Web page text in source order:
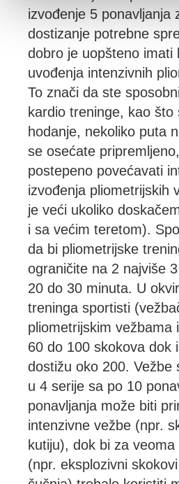
izvođenje 5 ponavljanja
dostizanje potrebne
dobro je uopšteno imati
uvođenja intenzivnih
To znači da ste
kardio treninge, kao
hodanje, nekoliko puta
se osećate
postepeno povećavati
izvođenja pliometrijskih
je veći ukoliko
i sa većim teretom).
da bi pliometrijske
ograničite na 2 najviše
20 do 30 minuta. U
treninga sportisti
pliometrijskim vežbama
60 do 100 skokova dok
dostižu oko 200. Vežbe
u 4 serije sa po 10
ponavljanja može biti
intenzivne vežbe (npr.
kutiju), dok bi za
(npr. eksplozivni